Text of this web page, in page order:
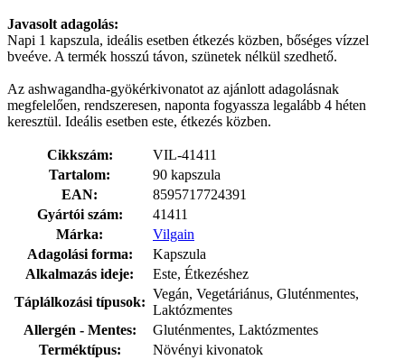
Javasolt adagolás:
Napi 1 kapszula, ideális esetben étkezés közben, bőséges vízzel
bveéve. A termék hosszú távon, szünetek nélkül szedhető.
Az ashwagandha-gyökérkivonatot az ajánlott adagolásnak
megfelelően, rendszeresen, naponta fogyassza legalább 4 héten
keresztül. Ideális esetben este, étkezés közben.
Cikkszám:
VIL-41411
Tartalom:
90 kapszula
EAN:
8595717724391
Gyártói szám:
41411
Márka:
Vilgain
Adagolási forma:
Kapszula
Alkalmazás ideje:
Este, Étkezéshez
Táplálkozási típusok:
Vegán, Vegetáriánus, Gluténmentes,
Laktózmentes
Allergén - Mentes:
Gluténmentes, Laktózmentes
Terméktípus:
Növényi kivonatok